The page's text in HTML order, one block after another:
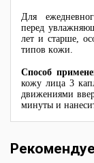
Для
перед
лет и старше,
типов кожи.
Способ
кожу лица 3
движениями
минуты и